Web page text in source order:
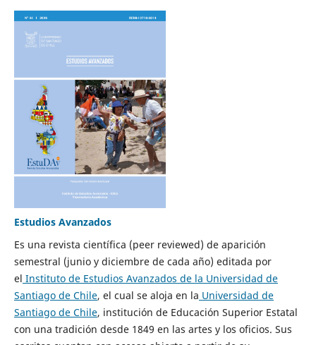
Estudios Avanzados
Es una revista científica (peer reviewed) de aparición
semestral (junio y diciembre de cada año) editada por
el Instituto de Estudios Avanzados de la Universidad de
Santiago de Chile, el cual se aloja en la Universidad de
Santiago de Chile, institución de Educación Superior Estatal
con una tradición desde 1849 en las artes y los oficios. Sus